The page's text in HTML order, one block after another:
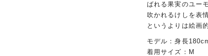
ばれる果実のユー
吹かれるけしを表
というよりは絵画
モデル：身長
着用サイズ：M